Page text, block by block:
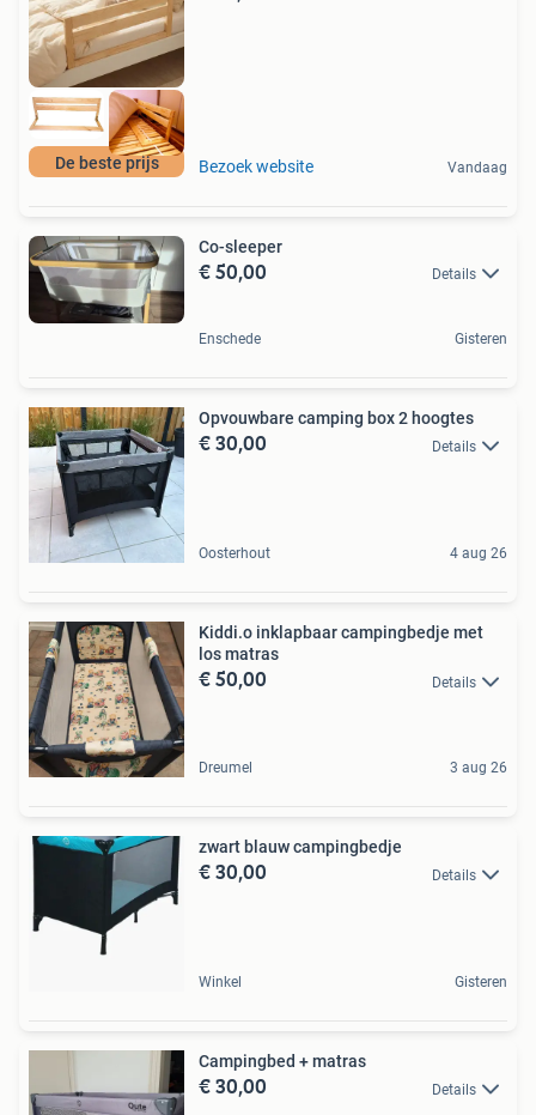
De beste prijs Bezoek website Vandaag
Co-sleeper
€ 50,00 Details
Enschede Gisteren
Opvouwbare camping box 2 hoogtes
€ 30,00 Details
Oosterhout 4 aug 26
Kiddi.o inklapbaar campingbedje met
los matras
€ 50,00 Details
Dreumel 3 aug 26
zwart blauw campingbedje
€ 30,00 Details
Winkel Gisteren
Campingbed + matras
€ 30,00 Details